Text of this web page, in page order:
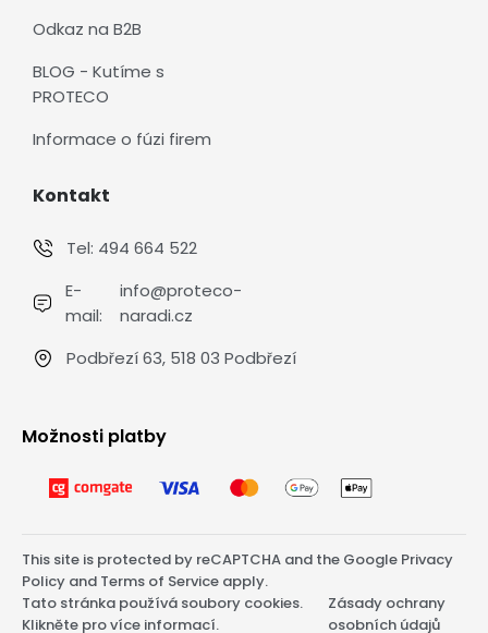
Odkaz na B2B
BLOG - Kutíme s
PROTECO
Informace o fúzi firem
Kontakt
Tel: 494 664 522
E-
mail:
info@proteco-
naradi.cz
Podbřezí 63, 518 03 Podbřezí
Možnosti platby
Tato stránka používá soubory cookies.
Klikněte pro více informací.
Zásady ochrany
osobních údajů
This site is protected by reCAPTCHA and the Google Privacy
Policy and Terms of Service apply.